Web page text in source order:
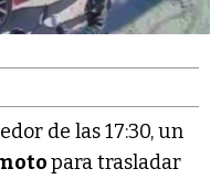
de las 17:30, un
para trasladar